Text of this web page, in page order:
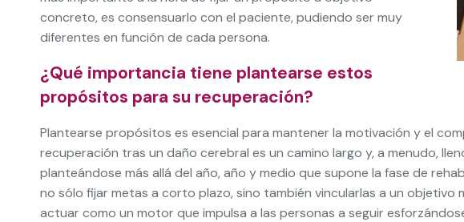
concreto, es consensuarlo con el paciente, pudiendo ser muy
diferentes en función de cada persona.
¿Qué importancia tiene plantearse estos
propósitos para su recuperación?
Plantearse propósitos es esencial para mantener la motivación y el
recuperación tras un daño cerebral es un camino largo y, a menudo,
planteándose más allá del año, año y medio que supone la fase de
no sólo fijar metas a corto plazo, sino también vincularlas a un objetivo
actuar como un motor que impulsa a las personas a seguir